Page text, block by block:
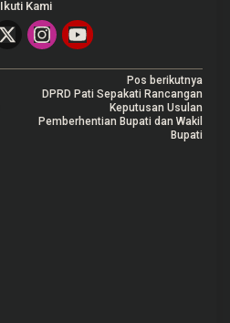
Ikuti Kami
Pos berikutnya
DPRD Pati Sepakati Rancangan
Keputusan Usulan
Pemberhentian Bupati dan Wakil
Bupati